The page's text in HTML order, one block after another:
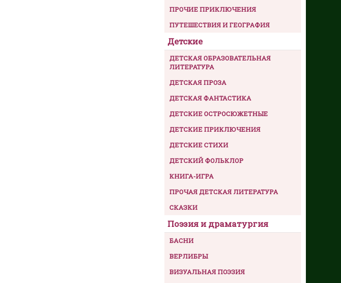
ПРОЧИЕ ПРИКЛЮЧЕНИЯ
ПУТЕШЕСТВИЯ И ГЕОГРАФИЯ
Детские
ДЕТСКАЯ ОБРАЗОВАТЕЛЬНАЯ
ЛИТЕРАТУРА
ДЕТСКАЯ ПРОЗА
ДЕТСКАЯ ФАНТАСТИКА
ДЕТСКИЕ ОСТРОСЮЖЕТНЫЕ
ДЕТСКИЕ ПРИКЛЮЧЕНИЯ
ДЕТСКИЕ СТИХИ
ДЕТСКИЙ ФОЛЬКЛОР
КНИГА-ИГРА
ПРОЧАЯ ДЕТСКАЯ ЛИТЕРАТУРА
СКАЗКИ
Поэзия и драматургия
БАСНИ
ВЕРЛИБРЫ
ВИЗУАЛЬНАЯ ПОЭЗИЯ